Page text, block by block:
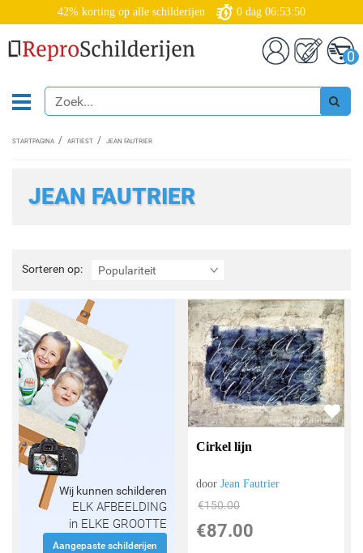
42% korting op alle schilderijen 0 dag 06:53:49
0
STARTPAGINA ARTIEST JEAN FAUTRIER
JEAN FAUTRIER
Sorteren op: Populariteit
Sorteren
op:
Wij kunnen schilderen
ELK AFBEELDING
in ELKE GROOTTE
Aangepaste schilderijen
Cirkel lijn
doorJean Fautrier
€150.00
€87.00